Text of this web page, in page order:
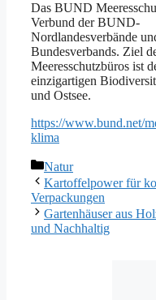
Das BUND
Verbund der BUND-
Nordlandesverbände
Bundesverbands. Ziel
Meeresschutzbüros ist
einzigartigen
und Ostsee.
https://www.bund.net/
klima
Kategorien
Natur
Kartoffelpower für
Verpackungen
Gartenhäuser aus
und Nachhaltig